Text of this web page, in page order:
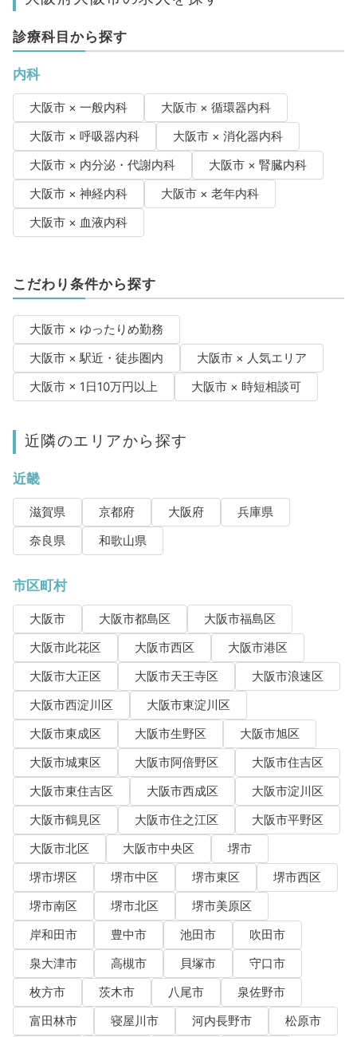
診療科目から探す
内科
大阪市 × 一般内科
大阪市 × 循環器内科
大阪市 × 呼吸器内科
大阪市 × 消化器内科
大阪市 × 内分泌・代謝内科
大阪市 × 腎臓内科
大阪市 × 神経内科
大阪市 × 老年内科
大阪市 × 血液内科
こだわり条件から探す
大阪市 × ゆったりめ勤務
大阪市 × 駅近・徒歩圏内
大阪市 × 人気エリア
大阪市 × 1日10万円以上
大阪市 × 時短相談可
近隣のエリアから探す
近畿
滋賀県 京都府 大阪府
兵庫県
奈良県
和歌山県
市区町村
大阪市 大阪市都島区
大阪市福島区
大阪市此花区
大阪市西区
大阪市港区
大阪市大正区
大阪市天王寺区
大阪市浪速区
大阪市西淀川区
大阪市東淀川区
大阪市東成区
大阪市生野区
大阪市旭区
大阪市城東区
大阪市阿倍野区
大阪市住吉区
大阪市東住吉区
大阪市西成区
大阪市淀川区
大阪市鶴見区
大阪市住之江区
大阪市平野区
大阪市北区
大阪市中央区
堺市
堺市堺区
堺市中区 堺市東区
堺市西区
堺市南区
堺市北区
堺市美原区
岸和田市
豊中市 池田市
吹田市
泉大津市
高槻市 貝塚市
守口市
枚方市
茨木市 八尾市
泉佐野市
富田林市
寝屋川市 河内長野市
松原市